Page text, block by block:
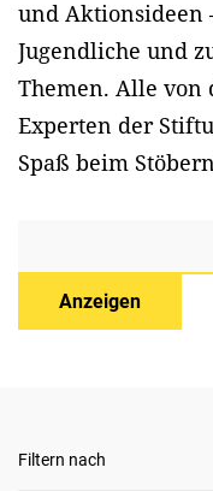
und Aktionsideen
Jugendliche und
Themen. Alle
Experten der
Spaß beim
Anzeigen
Filtern nach